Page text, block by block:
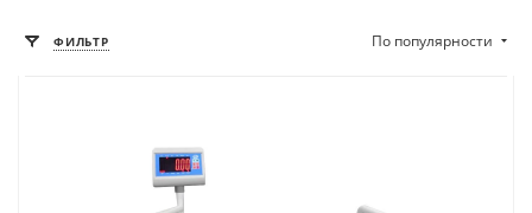
ФИЛЬТР По популярности